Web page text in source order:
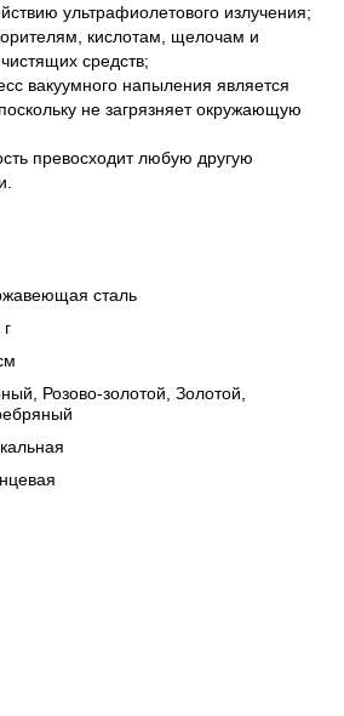
ультрафиолетового излучения;
кислотам, щелочам и
средств;
вакуумного напыления является
не загрязняет окружающую
превосходит любую другую
сталь
Розово-золотой, Золотой,